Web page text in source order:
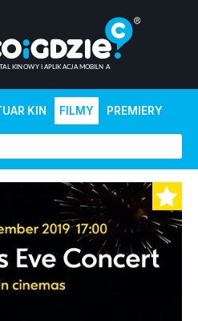
KIN FILMY PREMIERY